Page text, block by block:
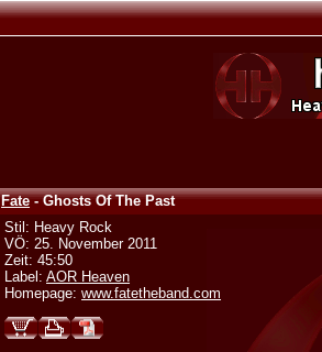
Fate- Ghosts Of The Past
Stil: Heavy Rock
VÖ: 25. November 2011
Zeit: 45:50
Label:AOR Heaven
Homepage:www.fatetheband.com